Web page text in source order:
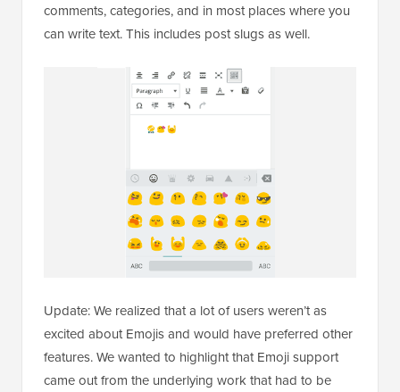
comments, categories, and in most places where you
can write text. This includes post slugs as well.
Update: We realized that a lot of users weren’t as
excited about Emojis and would have preferred other
features. We wanted to highlight that Emoji support
came out from the underlying work that had to be